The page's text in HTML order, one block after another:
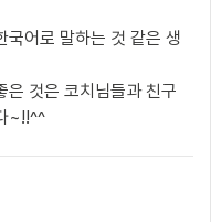
국어로 말하는 것 같은 생
은 것은 코치님들과 친구
~!!^^